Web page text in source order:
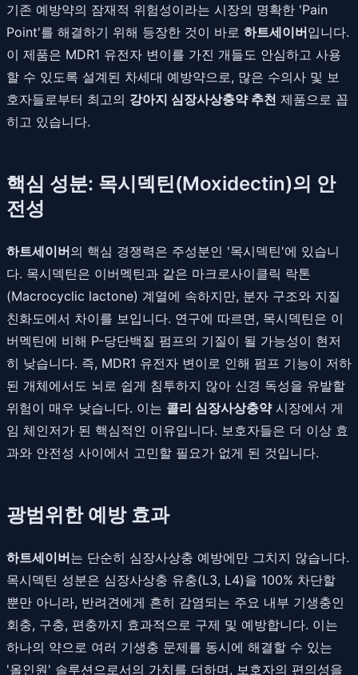
기존 예방약의 잠재적 위험성이라는 시장의 명확한 'Pain
Point'를 해결하기 위해 등장한 것이 바로 하트세이버입니다.
이 제품은 MDR1 유전자 변이를 가진 개들도 안심하고 사용
할 수 있도록 설계된 차세대 예방약으로, 많은 수의사 및 보
호자들로부터 최고의 강아지 심장사상충약 추천 제품으로 꼽
히고 있습니다.
핵심 성분: 목시덱틴(Moxidectin)의 안
전성
하트세이버의 핵심 경쟁력은 주성분인 '목시덱틴'에 있습니
다. 목시덱틴은 이버멕틴과 같은 마크로사이클릭 락톤
(Macrocyclic lactone) 계열에 속하지만, 분자 구조와 지질
친화도에서 차이를 보입니다. 연구에 따르면, 목시덱틴은 이
버멕틴에 비해 P-당단백질 펌프의 기질이 될 가능성이 현저
히 낮습니다. 즉, MDR1 유전자 변이로 인해 펌프 기능이 저하
된 개체에서도 뇌로 쉽게 침투하지 않아 신경 독성을 유발할
위험이 매우 낮습니다. 이는 콜리 심장사상충약시장에서 게
임 체인저가 된 핵심적인 이유입니다. 보호자들은 더 이상 효
과와 안전성 사이에서 고민할 필요가 없게 된 것입니다.
광범위한 예방 효과
하트세이버는 단순히 심장사상충 예방에만 그치지 않습니다.
목시덱틴 성분은 심장사상충 유충(L3, L4)을 100% 차단할
뿐만 아니라, 반려견에게 흔히 감염되는 주요 내부 기생충인
회충, 구충, 편충까지 효과적으로 구제 및 예방합니다. 이는
하나의 약으로 여러 기생충 문제를 동시에 해결할 수 있는
'올인원' 솔루션으로서의 가치를 더하며, 보호자의 편의성을